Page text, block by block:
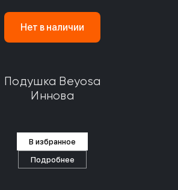
Нет в наличии
Подушка Beyosa
Иннова
В избранное
Подробнее